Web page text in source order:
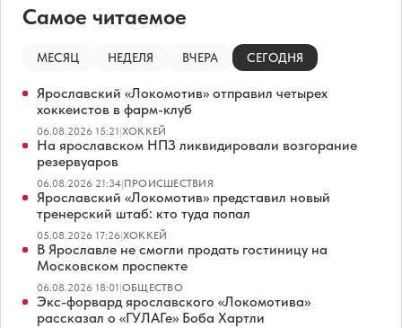
Самое читаемое
МЕСЯЦ НЕДЕЛЯ ВЧЕРА СЕГОДНЯ
Ярославский «Локомотив» отправил четырех
хоккеистов в фарм-клуб
06.08.2026 15:21|ХОККЕЙ
На ярославском НПЗ ликвидировали возгорание
резервуаров
06.08.2026 21:34|ПРОИСШЕСТВИЯ
Ярославский «Локомотив» представил новый
тренерский штаб: кто туда попал
05.08.2026 17:26|ХОККЕЙ
В Ярославле не смогли продать гостиницу на
Московском проспекте
06.08.2026 18:01|ОБЩЕСТВО
Экс-форвард ярославского «Локомотива»
рассказал о «ГУЛАГе» Боба Хартли